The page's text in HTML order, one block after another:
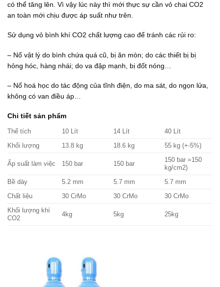
có thể tăng lên. Vì vậy lúc này thì mới thực sự cần vỏ chai CO2
an toàn mới chịu được áp suất như trên.
Sử dụng vỏ bình khí CO2 chất lượng cao để tránh các rủi ro:
– Nổ vật lý do bình chứa quá cũ, bị ăn mòn; do các thiết bị bị
hỏng hóc, hàng nhái; do va đập mạnh, bị đốt nóng…
– Nổ hoá học do tác động của tĩnh điện, do ma sát, do ngọn lửa,
không có van điều áp…
Chi tiết sản phẩm
Thể tích 10 Lít 14 Lít 40 Lít
Khối lượng 13.8 kg 18.6 kg 55 kg (+-5%)
Ấp suất làm việc 150 bar 150 bar
150 bar =150
kg/cm2)
Bề dày 5.2 mm 5.7 mm 5.7 mm
Chất liệu 30 CrMo 30 CrMo 30 CrMo
Khối lượng khí
CO2
4kg 5kg 25kg